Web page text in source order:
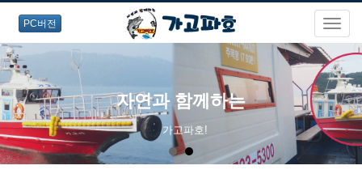
PC버전
자연과 함께하는
가고파호!